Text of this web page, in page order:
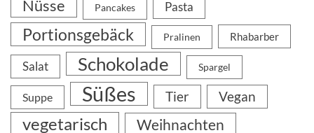
Nüsse Pancakes Pasta
Portionsgebäck Pralinen Rhabarber
Salat Schokolade Spargel
Suppe Süßes Tier Vegan
vegetarisch Weihnachten